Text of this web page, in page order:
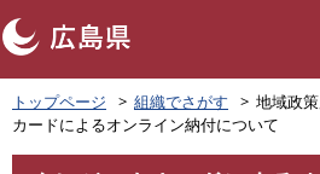
ペ
ー
ジ
の
トップページ 組織でさがす 地域政
カードによるオンライン納付について